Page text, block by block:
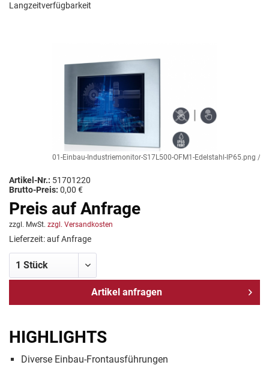
Langzeitverfügbarkeit
01-Einbau-Industriemonitor-S17L500-OFM1-Edelstahl-IP65.png /
Artikel-Nr.: 51701220
Brutto-Preis: 0,00 €
Preis auf Anfrage
zzgl. MwSt. zzgl. Versandkosten
Lieferzeit: auf Anfrage
Artikel anfragen
HIGHLIGHTS
Diverse Einbau-Frontausführungen